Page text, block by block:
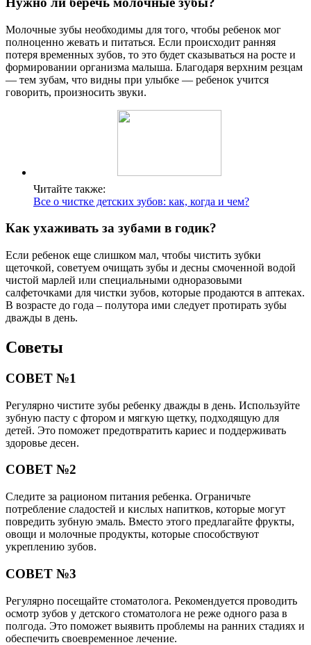
Молочные зубы необходимы для того, чтобы ребенок мог
полноценно жевать и питаться. Если происходит ранняя
потеря временных зубов, то это будет сказываться на росте и
формировании организма малыша. Благодаря верхним резцам
— тем зубам, что видны при улыбке — ребенок учится
говорить, произносить звуки.
Читайте также:
Все о чистке детских зубов: как, когда и чем?
Как ухаживать за зубами в годик?
Если ребенок еще слишком мал, чтобы чистить зубки
щеточкой, советуем очищать зубы и десны смоченной водой
чистой марлей или специальными одноразовыми
салфеточками для чистки зубов, которые продаются в аптеках.
В возрасте до года – полутора ими следует протирать зубы
дважды в день.
Советы
СОВЕТ №1
Регулярно чистите зубы ребенку дважды в день. Используйте
зубную пасту с фтором и мягкую щетку, подходящую для
детей. Это поможет предотвратить кариес и поддерживать
здоровье десен.
СОВЕТ №2
Следите за рационом питания ребенка. Ограничьте
потребление сладостей и кислых напитков, которые могут
повредить зубную эмаль. Вместо этого предлагайте фрукты,
овощи и молочные продукты, которые способствуют
укреплению зубов.
СОВЕТ №3
Регулярно посещайте стоматолога. Рекомендуется проводить
осмотр зубов у детского стоматолога не реже одного раза в
полгода. Это поможет выявить проблемы на ранних стадиях и
обеспечить своевременное лечение.